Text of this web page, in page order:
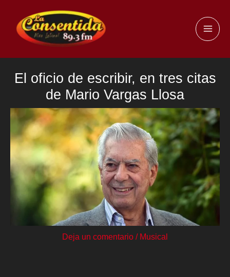
contenido
El oficio de escribir, en tres citas
de Mario Vargas Llosa
Deja un comentario / Musical